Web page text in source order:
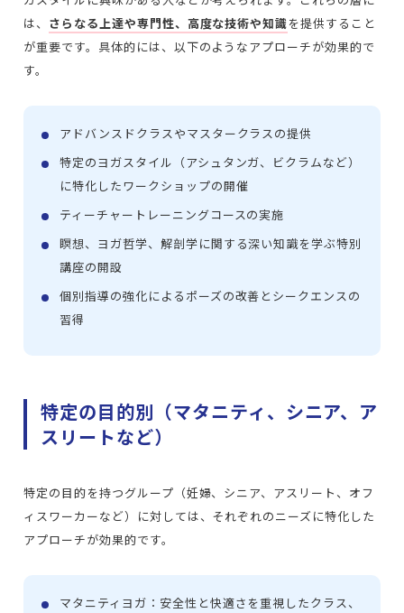
は、 さらなる上達や専門性、高度な技術や知識を提供すること
が重要です。具体的には、以下のようなアプローチが効果的で
す。
アドバンスドクラスやマスタークラスの提供
特定のヨガスタイル（アシュタンガ、ビクラムなど）
に特化したワークショップの開催
ティーチャートレーニングコースの実施
瞑想、ヨガ哲学、解剖学に関する深い知識を学ぶ特別
講座の開設
個別指導の強化によるポーズの改善とシークエンスの
習得
特定の目的別（マタニティ、シニア、ア
スリートなど）
特定の目的を持つグループ（妊婦、シニア、アスリート、オフ
ィスワーカーなど）に対しては、それぞれのニーズに特化した
アプローチが効果的です。
マタニティヨガ：安全性と快適さを重視したクラス、